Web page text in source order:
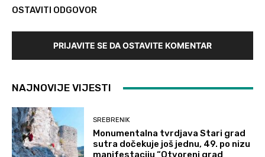
OSTAVITI ODGOVOR
PRIJAVITE SE DA OSTAVITE KOMENTAR
NAJNOVIJE VIJESTI
SREBRENIK
Monumentalna tvrdjava Stari grad
sutra dočekuje još jednu, 49. po nizu
manifestaciju “Otvoreni grad